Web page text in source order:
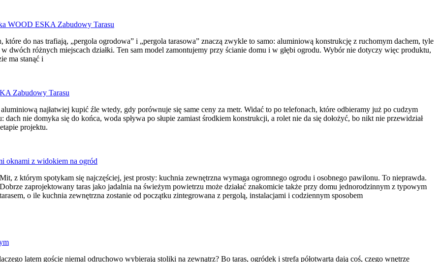
które do nas trafiają, „pergola ogrodowa” i „pergola tarasowa” znaczą zwykle to samo: aluminiową konstrukcję z ruchomym dachem, tyle
dwóch różnych miejscach działki. Ten sam model zamontujemy przy ścianie domu i w głębi ogrodu. Wybór nie dotyczy więc produktu,
ma stanąć i
najłatwiej kupić źle wtedy, gdy porównuje się same ceny za metr. Widać to po telefonach, które odbieramy już po cudzym
dach nie domyka się do końca, woda spływa po słupie zamiast środkiem konstrukcji, a rolet nie da się dołożyć, bo nikt nie przewidział
projektu.
Mit, z którym spotykam się najczęściej, jest prosty: kuchnia zewnętrzna wymaga ogromnego ogrodu i osobnego pawilonu. To nieprawda.
Dobrze zaprojektowany taras jako jadalnia na świeżym powietrzu może działać znakomicie także przy domu jednorodzinnym z typowym
tarasem, o ile kuchnia zewnętrzna zostanie od początku zintegrowana z pergolą, instalacjami i codziennym sposobem
latem goście niemal odruchowo wybierają stoliki na zewnątrz? Bo taras, ogródek i strefa półotwarta dają coś, czego wnętrze